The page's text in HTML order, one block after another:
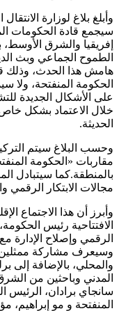
وأبلغ بلاغ لوزارة
سيجمع قادة الحكومات
إفريقيا والشرق الأوسط،
الطموح الجماعي وبث
هامش هذا الحدث، وذلك
الحكومة المنفتحة، ولا
على الأشكال الجديدة
خلال الاعتماد بشكل خاص
الحديثة.
وحسب البلاغ سيتم
مقاربات «الحكومة
بالمنطقة.كما سيتبادل
مجالات الابتكار الرقمي
وأبرز أن هذا الاجتماع
الافتتاحية رئيس
الرقمي وإصلاح الإدارة
وسيعرف مشاركة
والمحلي، بالإضافة إلى
المدني وباحثين من
سانجاي برادان، الرئيس
المنفتحة و مو